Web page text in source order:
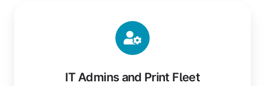
IT Admins and Print Fleet